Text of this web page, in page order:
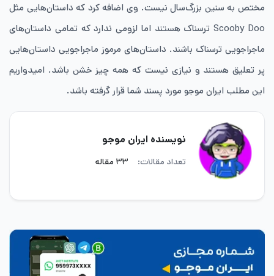
مختص به سنین بزرگ‌سال نیست. وی اضافه کرد که داستان‌هایی مثل
Scooby Doo ترسناک هستند اما لزومی ندارد که تمامی داستان‌های
ماجراجویی ترسناک باشند. داستان‌های مرموز ماجراجویی داستان‌هایی
پر تعلیق هستند و نیازی نیست که همه چیز خشن باشد. امیدواریم
این مطلب ایران موجو مورد پسند شما قرار گرفته باشد.
نویسنده ایران موجو
تعداد مقالات: ۳۳ مقاله